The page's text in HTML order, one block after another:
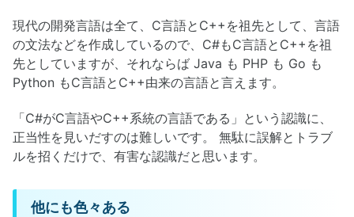
現代の開発言語は全て、C言語とC++を祖先として、言語
の文法などを作成しているので、C#もC言語とC++を祖
先としていますが、それならば Java も PHP も Go も
Python もC言語とC++由来の言語と言えます。
「C#がC言語やC++系統の言語である」という認識に、
正当性を見いだすのは難しいです。 無駄に誤解とトラブ
ルを招くだけで、有害な認識だと思います。
他にも色々ある